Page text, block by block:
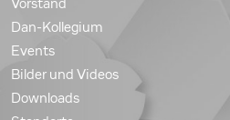
Vorstand
Dan-Kollegium
Events
Bilder und Videos
Downloads